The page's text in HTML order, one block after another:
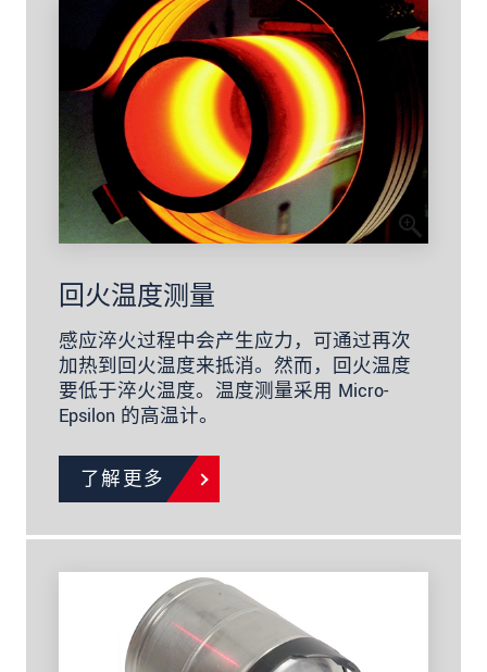
回火温度测量
感应淬火过程中会产生应力，可通过再次
加热到回火温度来抵消。然而，回火温度
要低于淬火温度。温度测量采用 Micro-
Epsilon 的高温计。
了解更多